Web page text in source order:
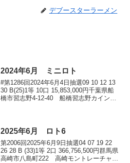
デブースターラーメン
2024年6月 ミニロト
#第1286回2024年6月4日抽選09 10 12 13
30 B(25)1等 10口 15,853,000円千葉県船
橋市習志野4-12-40 船橋習志野カインズ
2025年6月 ロト6
第2006回2025年6月9日抽選04 07 19 22
26 28 B (33)1等 2口 366,756,500円群馬県
高崎市八島町222 高崎モントレーチャン